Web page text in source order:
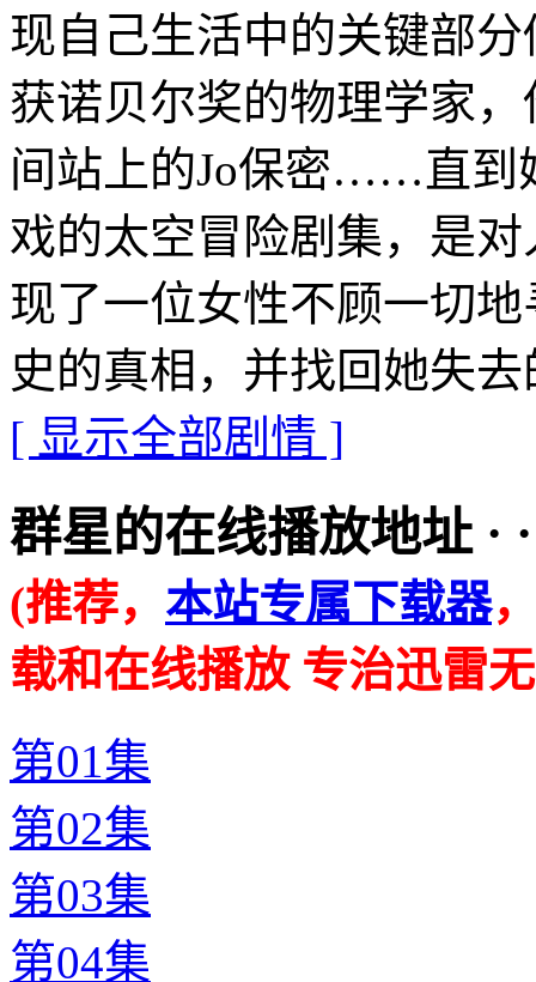
现自己生活中的关键部
获诺贝尔奖的物理学家
间站上的Jo保密……直
戏的太空冒险剧集，是
现了一位女性不顾一切
史的真相，并找回她失
[ 显示全部剧情 ]
群星的在线播放地址 · ·
(推荐， 本站专属下载器
载和在线播放 专治迅雷
第01集
第02集
第03集
第04集